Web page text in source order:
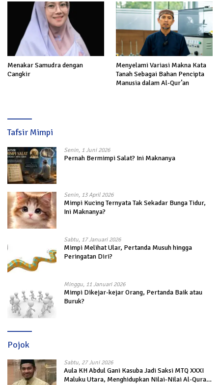
Menakar Samudra dengan
Cangkir
Menyelami Variasi Makna Kata
Tanah Sebagai Bahan Pencipta
Manusia dalam Al-Qur’an
Tafsir Mimpi
Senin, 1 Juni 2026
Pernah Bermimpi Salat? Ini Maknanya
Senin, 13 April 2026
Mimpi Kucing Ternyata Tak Sekadar Bunga Tidur,
Ini Maknanya?
Sabtu, 17 Januari 2026
Mimpi Melihat Ular, Pertanda Musuh hingga
Peringatan Diri?
Minggu, 11 Januari 2026
Mimpi Dikejar-kejar Orang, Pertanda Baik atau
Buruk?
Pojok
Sabtu, 27 Juni 2026
Aula KH Abdul Gani Kasuba Jadi Saksi MTQ XXXI
Maluku Utara, Menghidupkan Nilai-Nilai Al-Quran